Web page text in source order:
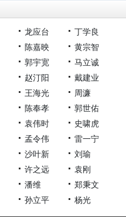
龙应台
丁学良
陈嘉映
黄宗智
郭宇宽
马立诚
赵汀阳
戴建业
王海光
周濂
陈奉孝
郭世佑
袁伟时
史啸虎
孟令伟
雷一宁
沙叶新
刘瑜
许之远
袁刚
潘维
郑秉文
孙立平 杨光